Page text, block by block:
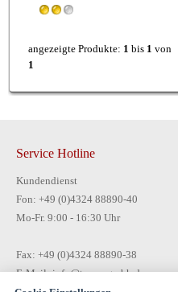
angezeigte Produkte: 1 bis 1 von
1
Service Hotline
Kundendienst
Fon: +49 (0)4324 88890-40
Mo-Fr. 9:00 - 16:30 Uhr
Fax: +49 (0)4324 88890-38
E-Mail: info@tecon-gmbh.de